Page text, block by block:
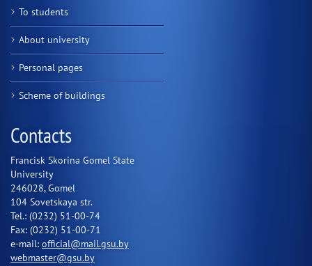
To students
About university
Personal pages
Scheme of buildings
Contacts
Francisk Skorina Gomel State
University
246028, Gomel
104 Sovetskaya str.
Tel.: (0232) 51-00-74
Fax: (0232) 51-00-71
e-mail: official@mail.gsu.by
webmaster@gsu.by